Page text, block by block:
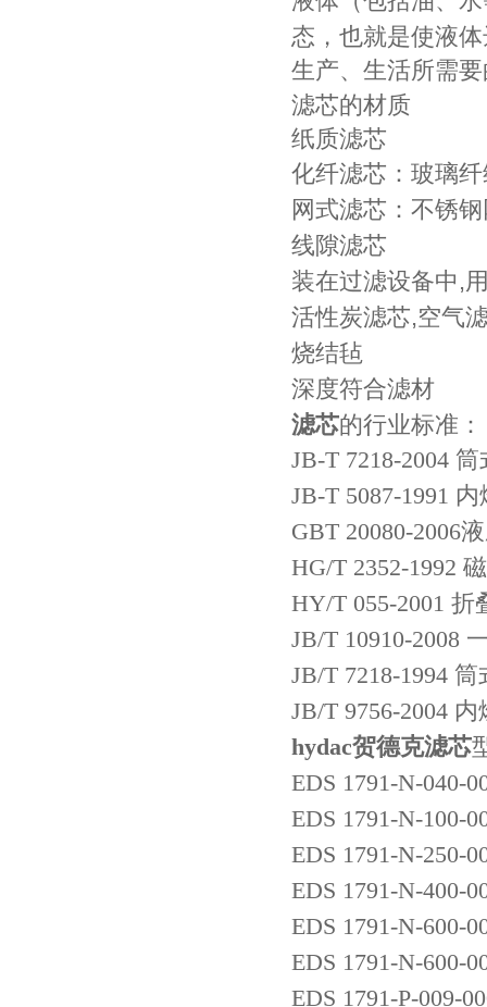
态，也就是使液
生产、生活所需
滤芯的材质
纸质滤芯
化纤滤芯：玻璃
网式滤芯：不锈
线隙滤芯
装在过滤设备中,
活性炭滤芯,空气
烧结毡
深度符合滤材
滤芯的行业标准：
JB-T 7218-2004
JB-T 5087-1991
GBT 20080-2006
HG/T 2352-1992
HY/T 055-2001
JB/T 10910-2008
JB/T 7218-1994
JB/T 9756-2004
hydac贺德克滤芯
EDS 1791-N-040-
EDS 1791-N-100-
EDS 1791-N-250-
EDS 1791-N-400-
EDS 1791-N-600-
EDS 1791-N-600-
EDS 1791-P-009-